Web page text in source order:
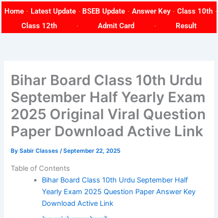
content
Home Latest Update BSEB Update Answer Key
Class 10th
Class 12th
Admit Card Result
Bihar Board Class 10th Urdu
September Half Yearly Exam
2025 Original Viral Question
Paper Download Active Link
BySabir Classes/September 22, 2025
Table of Contents
Bihar Board Class 10th Urdu September Half
Yearly Exam 2025 Question Paper Answer Key
Download Active Link